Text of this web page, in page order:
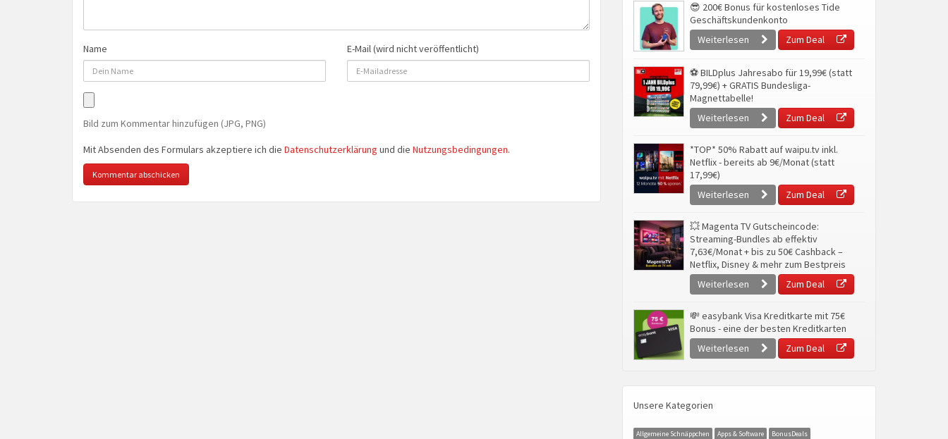
Name E-Mail (wird nicht veröffentlicht)
Bild zum Kommentar hinzufügen (JPG, PNG)
Mit Absenden des Formulars akzeptiere ich die Datenschutzerklärung und die Nutzungsbedingungen.
😎 200€ Bonus für kostenloses Tide
Geschäftskundenkonto
Weiterlesen
Zum Deal
⚽ BILDplus Jahresabo für 19,99€ (statt
79,99€) + GRATIS Bundesliga-
Magnettabelle!
Weiterlesen
Zum Deal
*TOP* 50% Rabatt auf waipu.tv inkl.
Netflix - bereits ab 9€/Monat (statt
17,99€)
Weiterlesen
Zum Deal
💥 Magenta TV Gutscheincode:
Streaming-Bundles ab effektiv
7,63€/Monat + bis zu 50€ Cashback –
Netflix, Disney & mehr zum Bestpreis
Weiterlesen
Zum Deal
💸 easybank Visa Kreditkarte mit 75€
Bonus - eine der besten Kreditkarten
Weiterlesen
Zum Deal
Unsere Kategorien
Allgemeine Schnäppchen Apps & Software
BonusDeals